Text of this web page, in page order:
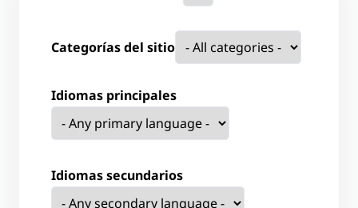
Categorías del sitio
Idiomas principales
Idiomas secundarios